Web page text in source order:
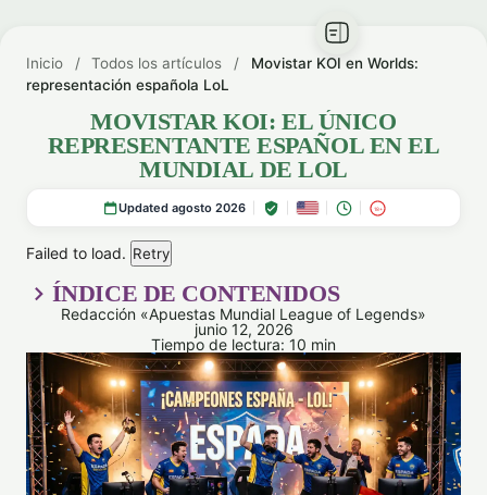
Inicio / Todos los artículos /
Movistar KOI en Worlds:
representación española LoL
MOVISTAR KOI: EL ÚNICO
REPRESENTANTE ESPAÑOL EN EL
MUNDIAL DE LOL
Updated agosto 2026 18+
Failed to load. Retry
ÍNDICE DE CONTENIDOS
Redacción «Apuestas Mundial League of Legends»
junio 12, 2026
Tiempo de lectura: 10 min